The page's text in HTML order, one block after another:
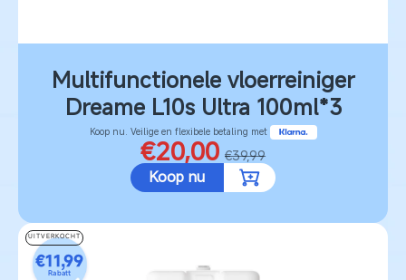
Multifunctionele vloerreiniger
Dreame L10s Ultra 100ml*3
Koop nu. Veilige en flexibele betaling met
€20,00 €39,99
Koop nu
€11,99
Rabatt
UITVERKOCHT